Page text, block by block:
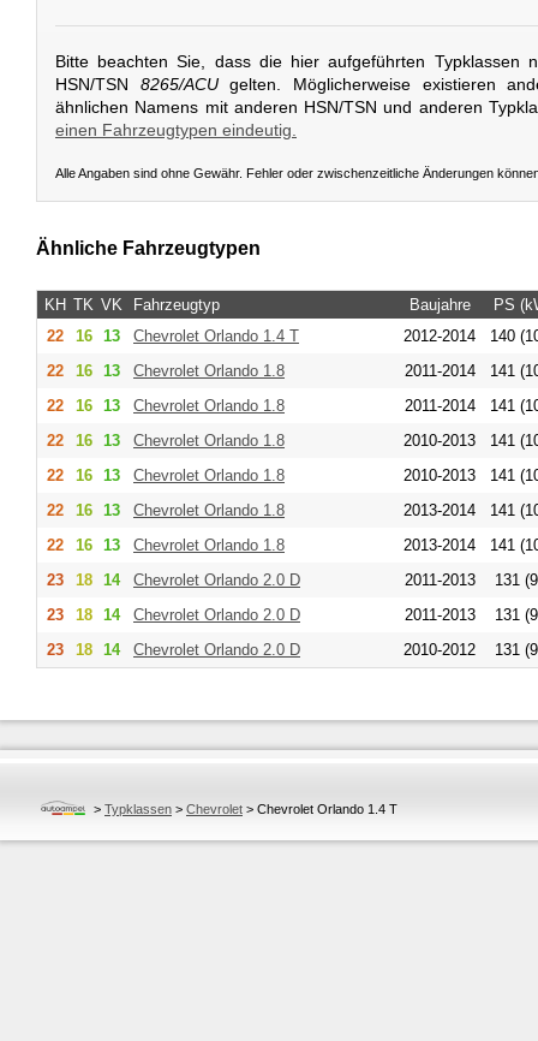
Bitte beachten Sie, dass die hier aufgeführten Typklassen
HSN/TSN 8265/ACUgelten. Möglicherweise existieren
ähnlichen Namens mit anderen HSN/TSN und anderen
einen Fahrzeugtypen eindeutig.
Alle Angaben sind ohne Gewähr. Fehler oder zwischenzeitliche Änderungen
Ähnliche Fahrzeugtypen
KH TK VK Fahrzeugtyp Baujahre
PS
22
16 13 Chevrolet Orlando 1.4 T 2012-2014
140
22
16 13 Chevrolet Orlando 1.8 2011-2014
141
22
16 13 Chevrolet Orlando 1.8 2011-2014
141
22
16 13 Chevrolet Orlando 1.8 2010-2013
141
22
16 13 Chevrolet Orlando 1.8 2010-2013
141
22
16 13 Chevrolet Orlando 1.8 2013-2014
141
22
16 13 Chevrolet Orlando 1.8 2013-2014
141
23
18 14 Chevrolet Orlando 2.0 D 2011-2013
131
23
18 14 Chevrolet Orlando 2.0 D 2011-2013
131
23
18 14 Chevrolet Orlando 2.0 D 2010-2012 131
> Typklassen > Chevrolet > Chevrolet Orlando 1.4 T